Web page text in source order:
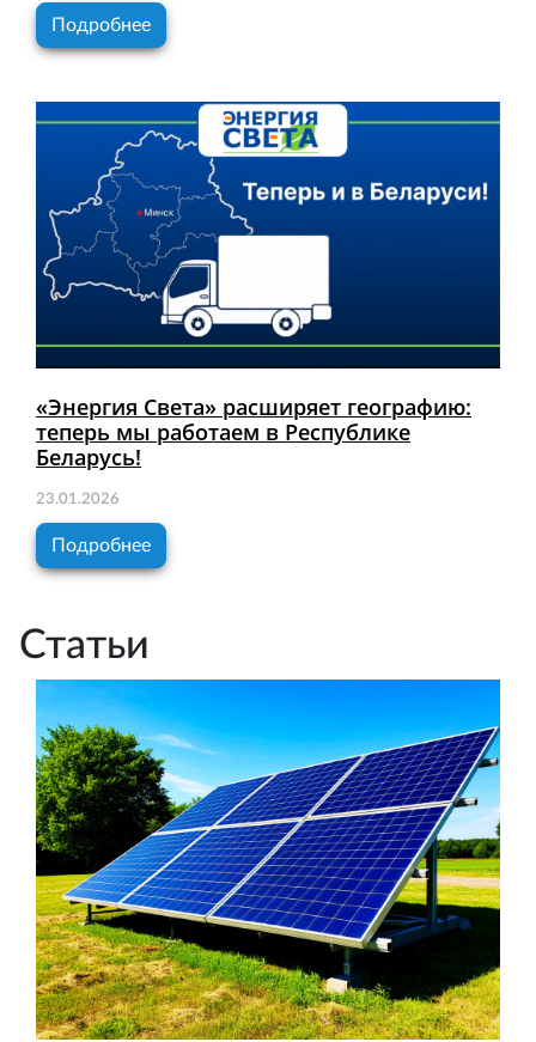
Подробнее
«Энергия Света» расширяет географию:
теперь мы работаем в Республике
Беларусь!
23.01.2026
Подробнее
Статьи